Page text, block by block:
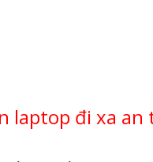
laptop đi xa an